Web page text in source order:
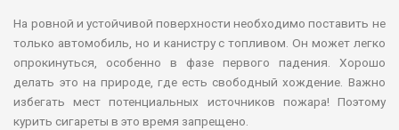
На ровной и устойчивой поверхности необходимо поставить не
только автомобиль, но и канистру с топливом. Он может легко
опрокинуться, особенно в фазе первого падения. Хорошо
делать это на природе, где есть свободный хождение. Важно
избегать мест потенциальных источников пожара! Поэтому
курить сигареты в это время запрещено.